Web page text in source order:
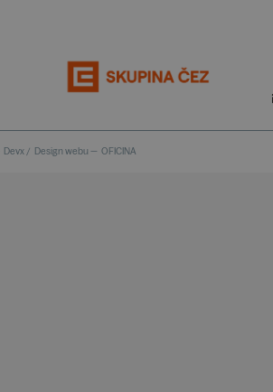
Devx / Design webu — OFICINA